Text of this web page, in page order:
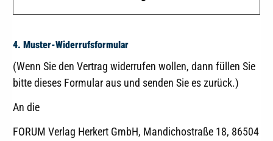
4. Muster-Widerrufsformular
(Wenn Sie den Vertrag widerrufen wollen, dann füllen Sie
bitte dieses Formular aus und senden Sie es zurück.)
An die
FORUM Verlag Herkert GmbH, Mandichostraße 18, 86504